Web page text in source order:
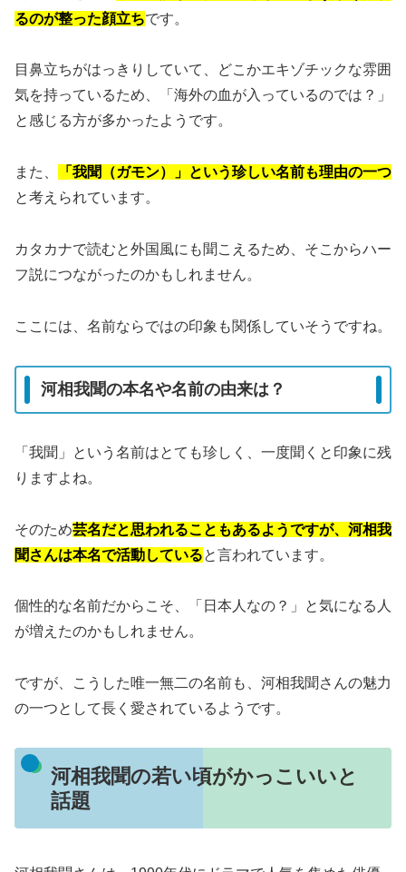
るのが整った顔立ちです。
目鼻立ちがはっきりしていて、どこかエキゾチックな雰囲
気を持っているため、「海外の血が入っているのでは？」
と感じる方が多かったようです。
また、
「我聞（ガモン）」という珍しい名前も理由の一つ
と考えられています。
カタカナで読むと外国風にも聞こえるため、そこからハー
フ説につながったのかもしれません。
ここには、名前ならではの印象も関係していそうですね。
河相我聞の本名や名前の由来は？
「我聞」という名前はとても珍しく、一度聞くと印象に残
りますよね。
そのため芸名だと思われることもあるようですが、河相我
聞さんは本名で活動していると言われています。
個性的な名前だからこそ、「日本人なの？」と気になる人
が増えたのかもしれません。
ですが、こうした唯一無二の名前も、河相我聞さんの魅力
の一つとして長く愛されているようです。
河相我聞の若い頃がかっこいいと
話題